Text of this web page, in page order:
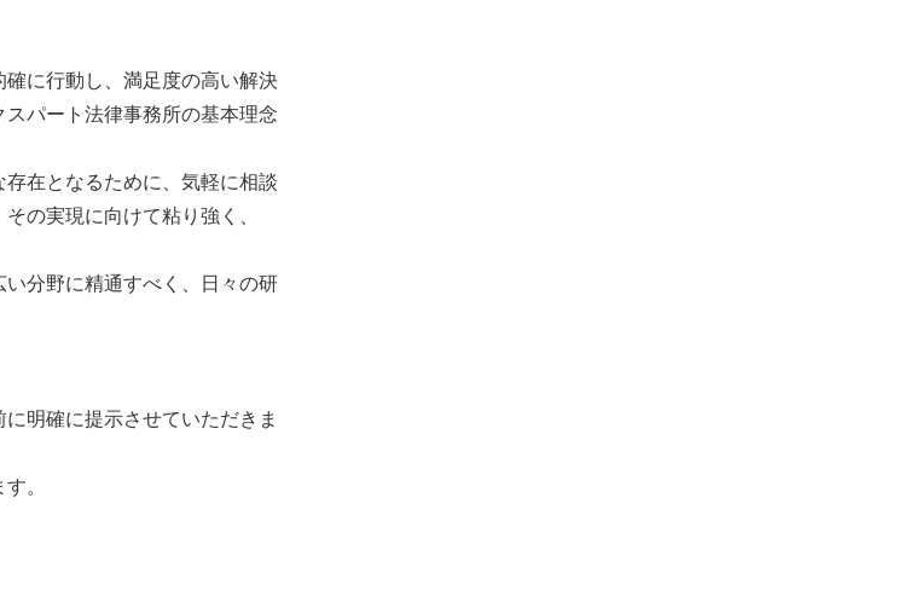
に行動し、満足度の高い解決
パート法律事務所の基本理念
在となるために、気軽に相談
の実現に向けて粘り強く、
分野に精通すべく、日々の研
明確に提示させていただきま
。